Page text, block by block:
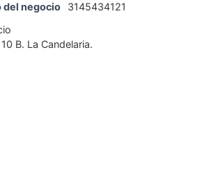
del negocio
3145434121
B. La Candelaria.